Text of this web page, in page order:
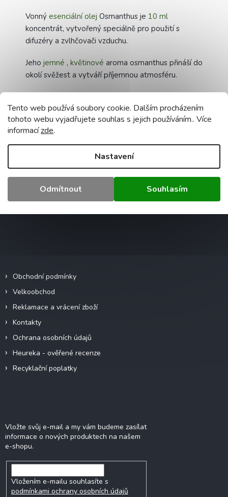
Tento web používá soubory cookie. Dalším procházením
tohoto webu vyjadřujete souhlas s jejich používáním.. Více
informacízde.
Nastavení
Odmítnout Souhlasím
Vonný esenciální olej Osmanthus je 10 ml
koncentrát, vytvořený speciálně pro použití s
difuzéry a zvlhčovači vzduchu.
Jeho jemné , květinové aroma osmanthus přináší do
okolí svěžest a vytváří příjemnou atmosféru.
zlepšení kvality vzduchu v interiéru.
Doplňkové parametry
Kategorie: Vonné esence
: 5905155308528
Z
Obchodní podmínky
Velkoobchod
Reklamace a vrácení zboží
Kontakty
Ochrana osobních údajů
Heureka - ověřené recenze
Recyklační poplatky
Vložte svůj e-mail a my vám budeme zasílat
informace o nových produktech na našem
e-shopu.
Vložením e-mailu souhlasíte s
podmínkami ochrany osobních údajů